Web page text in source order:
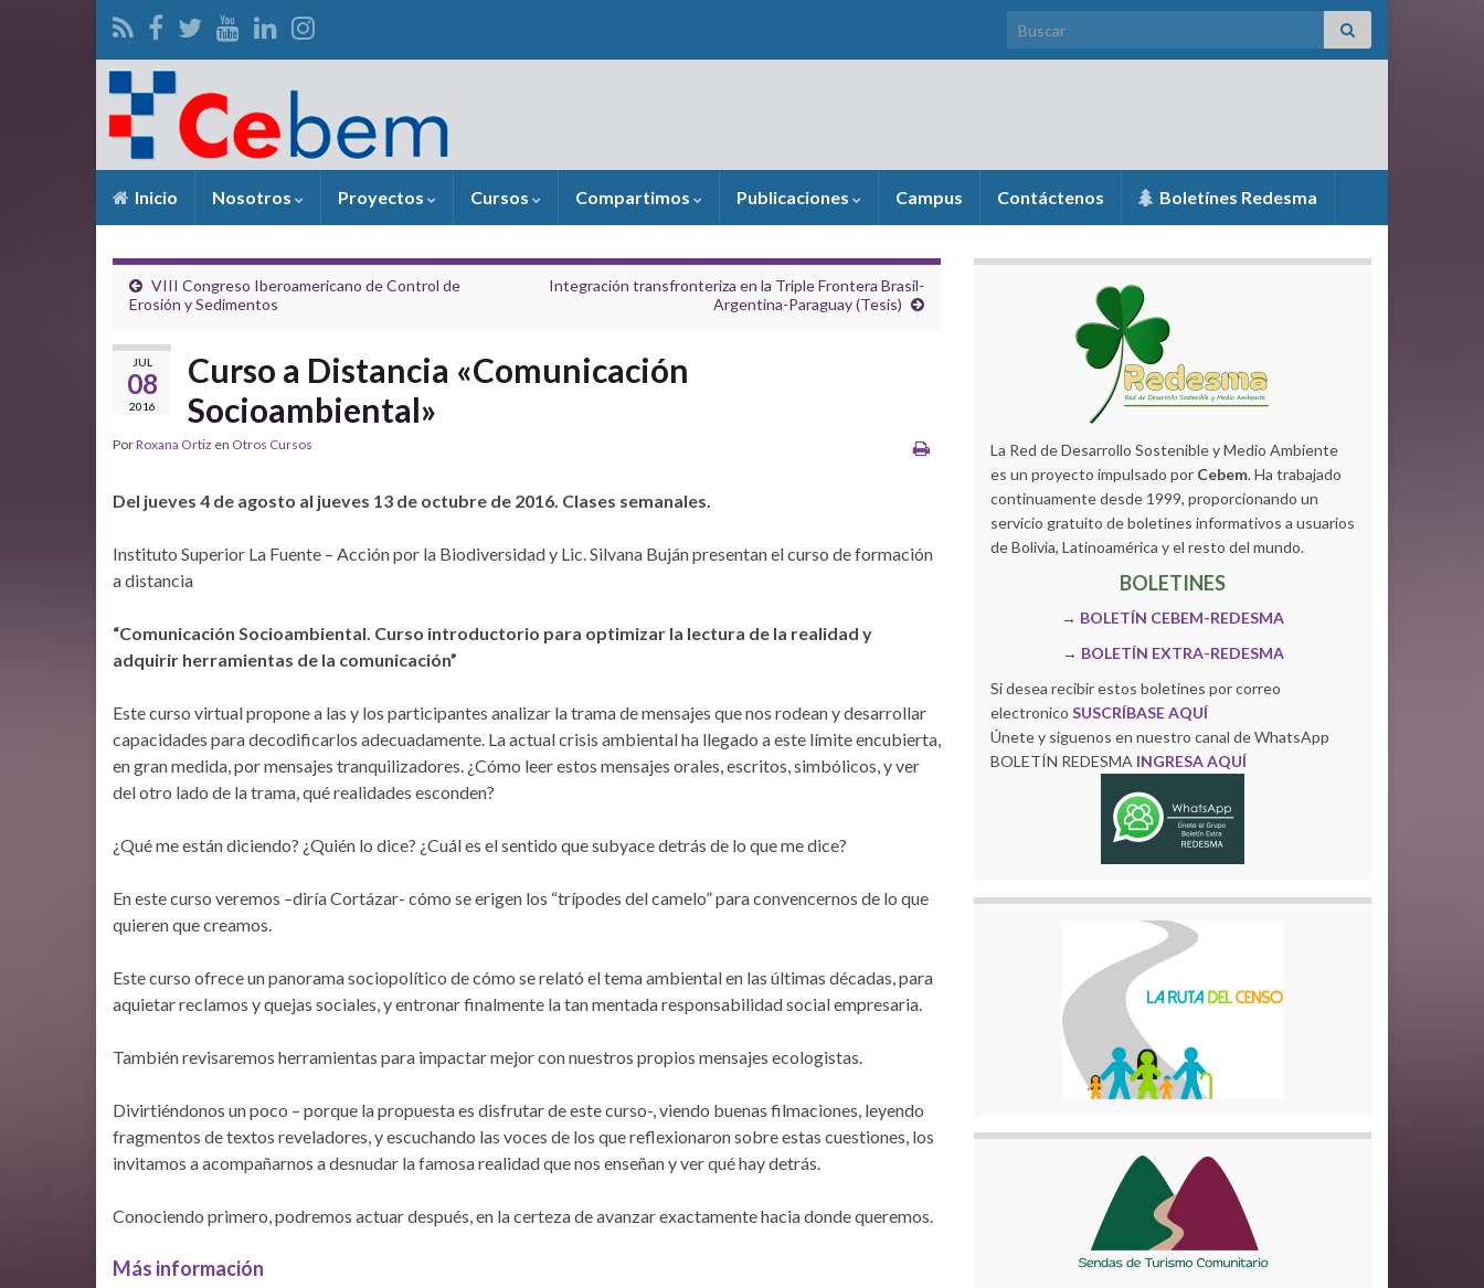
Search for:
Inicio Nosotros Proyectos Cursos Compartimos Publicaciones Campus Contáctenos Boletínes Redesma
VIII Congreso Iberoamericano de Control de
Erosión y Sedimentos
Integración transfronteriza en la Triple Frontera Brasil-
Argentina-Paraguay (Tesis)
JUL
08
2016
Curso a Distancia «Comunicación
Socioambiental»
PorRoxana Ortiz en Otros Cursos
Del jueves 4 de agosto al jueves 13 de octubre de 2016. Clases semanales.
Instituto Superior La Fuente – Acción por la Biodiversidad y Lic. Silvana Buján presentan el curso de formación
a distancia
“Comunicación Socioambiental. Curso introductorio para optimizar la lectura de la realidad y
adquirir herramientas de la comunicación”
Este curso virtual propone a las y los participantes analizar la trama de mensajes que nos rodean y desarrollar
capacidades para decodificarlos adecuadamente. La actual crisis ambiental ha llegado a este límite encubierta,
en gran medida, por mensajes tranquilizadores. ¿Cómo leer estos mensajes orales, escritos, simbólicos, y ver
del otro lado de la trama, qué realidades esconden?
¿Qué me están diciendo? ¿Quién lo dice? ¿Cuál es el sentido que subyace detrás de lo que me dice?
En este curso veremos –diría Cortázar- cómo se erigen los “trípodes del camelo” para convencernos de lo que
quieren que creamos.
Este curso ofrece un panorama sociopolítico de cómo se relató el tema ambiental en las últimas décadas, para
aquietar reclamos y quejas sociales, y entronar finalmente la tan mentada responsabilidad social empresaria.
También revisaremos herramientas para impactar mejor con nuestros propios mensajes ecologistas.
Divirtiéndonos un poco – porque la propuesta es disfrutar de este curso-, viendo buenas filmaciones, leyendo
fragmentos de textos reveladores, y escuchando las voces de los que reflexionaron sobre estas cuestiones, los
invitamos a acompañarnos a desnudar la famosa realidad que nos enseñan y ver qué hay detrás.
Conociendo primero, podremos actuar después, en la certeza de avanzar exactamente hacia donde queremos.
Más información
La Red de Desarrollo Sostenible y Medio Ambiente
es un proyecto impulsado por Cebem. Ha trabajado
continuamente desde 1999, proporcionando un
servicio gratuito de boletines informativos a usuarios
de Bolivia, Latinoamérica y el resto del mundo.
BOLETINES
→ BOLETÍN CEBEM-REDESMA
→ BOLETÍN EXTRA-REDESMA
Si desea recibir estos boletines por correo
electronico SUSCRÍBASE AQUÍ
Únete y siguenos en nuestro canal de WhatsApp
BOLETÍN REDESMA INGRESA AQUÍ